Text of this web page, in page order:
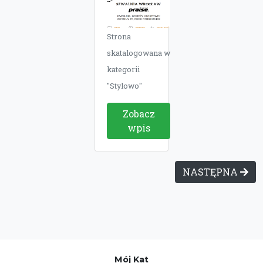
Strona
skatalogowana w
kategorii
"Stylowo"
Zobacz
wpis
NASTĘPNA
Mój Kat